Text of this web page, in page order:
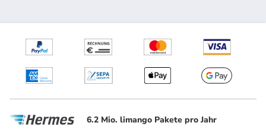
6.2 Mio. limango Pakete pro Jahr